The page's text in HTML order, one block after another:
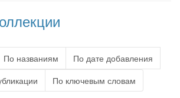
По названиям
По дате добавления
По ключевым словам